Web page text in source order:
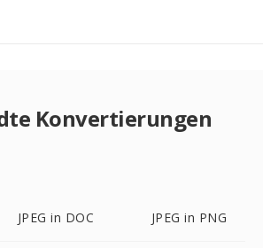
Konvertierungen
JPEG in DOC JPEG in PNG